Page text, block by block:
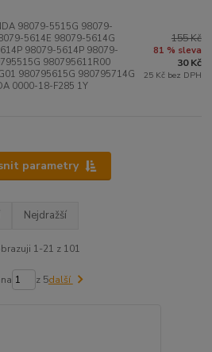
98079-5515G 98079-
5614E 98079-5614G
98079-5614P 98079-
980795611R00
980795615G 980795714G
0000-18-F285 1Y
155 Kč
81 % sleva
30 Kč
25 Kč bez DPH
parametry
Nejdražší
1-21 z 101
z 5další